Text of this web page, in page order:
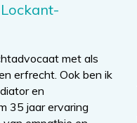
met als
erfrecht. Ook ben ik
en
35 jaar ervaring